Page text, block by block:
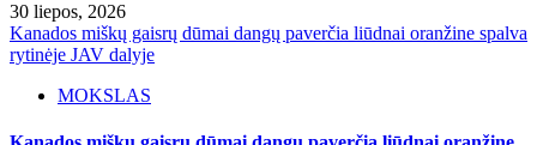
30 liepos, 2026
Kanados miškų gaisrų dūmai dangų paverčia liūdnai oranžine spalva
rytinėje JAV dalyje
MOKSLAS